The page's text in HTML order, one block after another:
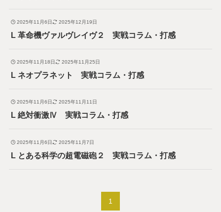
2025年11月6日 2025年12月19日
L 革命機ヴァルヴレイヴ２ 実戦コラム・打感
2025年11月18日 2025年11月25日
L ネオプラネット 実戦コラム・打感
2025年11月6日 2025年11月11日
L 絶対衝激Ⅳ 実戦コラム・打感
2025年11月6日 2025年11月7日
L とある科学の超電磁砲２ 実戦コラム・打感
1